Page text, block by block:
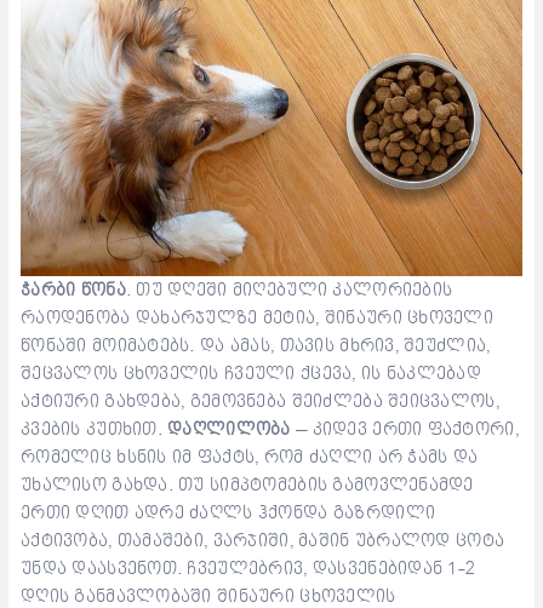
ჭარბი წონა. თუ დღეში მიღებული კალორიების
რაოდენობა დახარჯულზე მეტია, შინაური ცხოველი
წონაში მოიმატებს. და ამას, თავის მხრივ, შეუძლია,
შეცვალოს ცხოველის ჩვეული ქცევა, ის ნაკლებად
აქტიური გახდება, გემოვნება შეიძლება შეიცვალოს,
კვების კუთხით. დაღლილობა – კიდევ ერთი ფაქტორი,
რომელიც ხსნის იმ ფაქტს, რომ ძაღლი არ ჭამს და
უხალისო გახდა. თუ სიმპტომების გამოვლენამდე
ერთი დღით ადრე ძაღლს ჰქონდა გაზრდილი
აქტივობა, თამაშები, ვარჯიში, მაშინ უბრალოდ ცოტა
უნდა დაასვენოთ. ჩვეულებრივ, დასვენებიდან 1-2
დღის განმავლობაში შინაური ცხოველის